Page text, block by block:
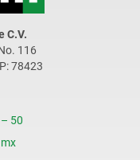
C.V.
116
78423
50